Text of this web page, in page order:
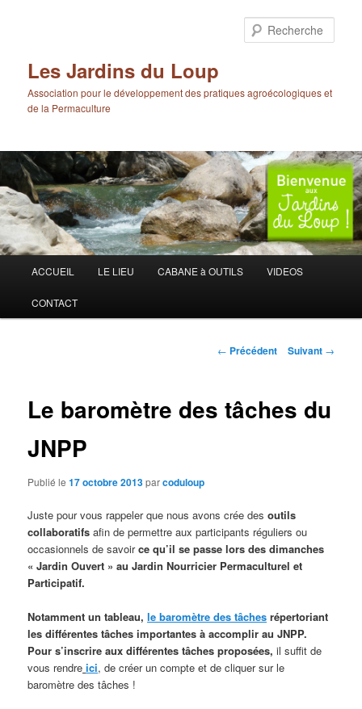
Les Jardins du Loup
Association pour le développement des pratiques agroécologiques et
de la Permaculture
principal
ACCUEIL LE LIEU CABANE à OUTILS VIDEOS
CONTACT
Navigation
← Précédent Suivant →
Le baromètre des tâches du
JNPP
Publié le17 octobre 2013parcoduloup
Juste pour vous rappeler que nous avons crée desoutils
collaboratifs afin de permettre aux participants réguliers ou
occasionnels de savoirce qu’il se passe lors des dimanches
« Jardin Ouvert » au Jardin Nourricier Permaculturel et
Participatif.
Notamment un tableau, le baromètre des tâches répertoriant
les différentestâches importantes à accomplir au JNPP.
Pour s’inscrire aux différentes tâches proposées, il suffit de
vous rendre ici, de créer un compte et de cliquer sur le
baromètre des tâches !